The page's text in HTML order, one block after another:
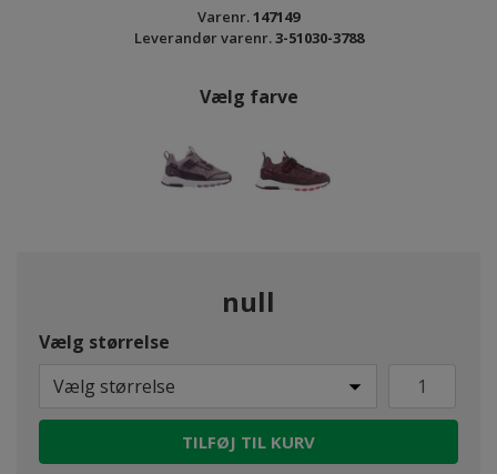
Varenr.147149
Leverandør varenr.3-51030-3788
Vælg farve
null
Vælg størrelse
Vælg størrelse
TILFØJ TIL KURV